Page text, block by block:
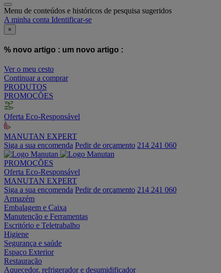
Menu de conteúdos e históricos de pesquisa sugeridos
A minha conta Identificar-se
×
% novo artigo : um novo artigo :
Ver o meu cesto
Continuar a comprar
PRODUTOS
PROMOÇÕES
Oferta Eco-Responsável
MANUTAN EXPERT
Siga a sua encomenda Pedir de orçamento 214 241 060
PROMOÇÕES
Oferta Eco-Responsável
MANUTAN EXPERT
Siga a sua encomenda Pedir de orçamento 214 241 060
Armazém
Embalagem e Caixa
Manutenção e Ferramentas
Escritório e Teletrabalho
Higiene
Segurança e saúde
Espaço Exterior
Restauração
Aquecedor, refrigerador e desumidificador